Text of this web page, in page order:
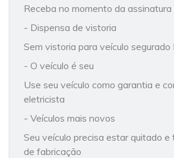
Receba no momento da
- Dispensa de vistoria
Sem vistoria para veículo
- O veículo é seu
Use seu veículo como garantia e
eletricista
- Veículos mais novos
Seu veículo precisa estar quitado
de fabricação